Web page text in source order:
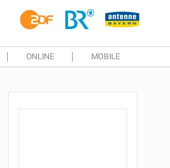
ONLINE MOBILE